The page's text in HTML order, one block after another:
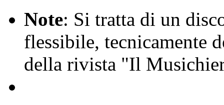
Note: Si tratta di un
flessibile, tecnicamente
della rivista "Il